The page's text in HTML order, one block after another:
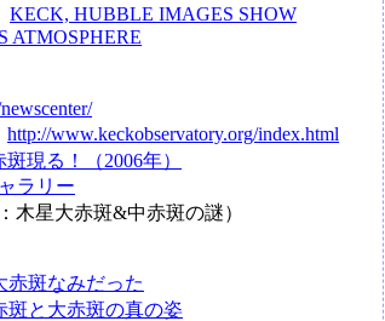
KECK, HUBBLE IMAGES SHOW
ATMOSPHERE
http://www.keckobservatory.org/index.html
現る！（2006年）
ラリー
木星大赤斑&中赤斑の謎）
赤斑なみだった
斑と大赤斑の真の姿